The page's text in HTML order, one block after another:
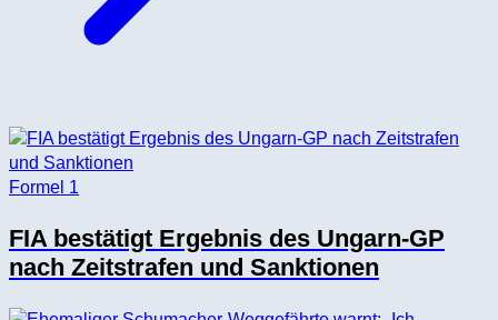
Formel 1
FIA bestätigt Ergebnis des Ungarn-GP
nach Zeitstrafen und Sanktionen